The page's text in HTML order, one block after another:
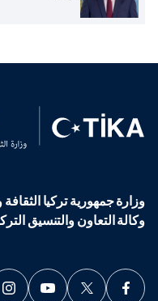
وزارة جمهورية تركيا
وكالة التعاون والتنسيق